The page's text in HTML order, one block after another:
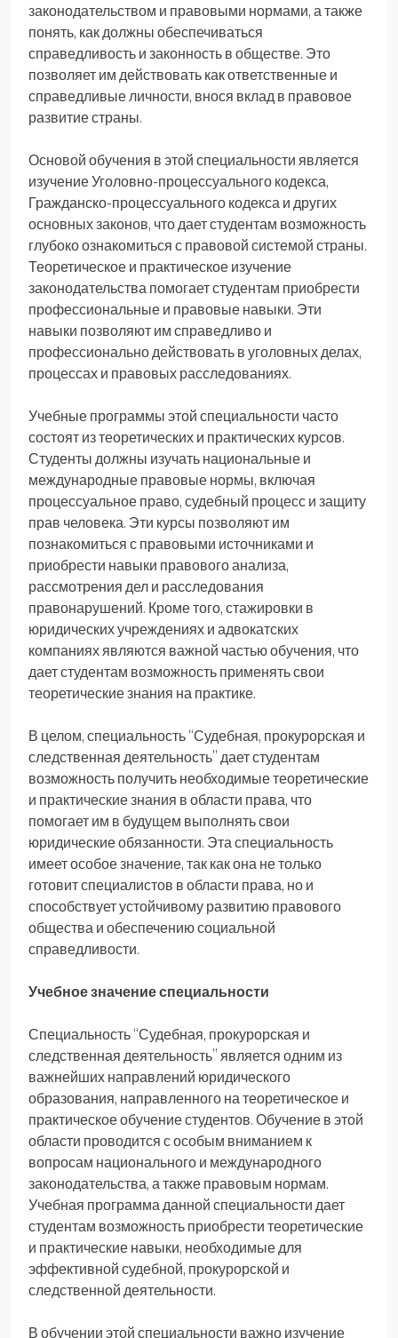
законодательством и правовыми нормами, а также
понять, как должны обеспечиваться
справедливость и законность в обществе. Это
позволяет им действовать как ответственные и
справедливые личности, внося вклад в правовое
развитие страны.
Основой обучения в этой специальности является
изучение Уголовно-процессуального кодекса,
Гражданско-процессуального кодекса и других
основных законов, что дает студентам возможность
глубоко ознакомиться с правовой системой страны.
Теоретическое и практическое изучение
законодательства помогает студентам приобрести
профессиональные и правовые навыки. Эти
навыки позволяют им справедливо и
профессионально действовать в уголовных делах,
процессах и правовых расследованиях.
Учебные программы этой специальности часто
состоят из теоретических и практических курсов.
Студенты должны изучать национальные и
международные правовые нормы, включая
процессуальное право, судебный процесс и защиту
прав человека. Эти курсы позволяют им
познакомиться с правовыми источниками и
приобрести навыки правового анализа,
рассмотрения дел и расследования
правонарушений. Кроме того, стажировки в
юридических учреждениях и адвокатских
компаниях являются важной частью обучения, что
дает студентам возможность применять свои
теоретические знания на практике.
В целом, специальность “Судебная, прокурорская и
следственная деятельность” дает студентам
возможность получить необходимые теоретические
и практические знания в области права, что
помогает им в будущем выполнять свои
юридические обязанности. Эта специальность
имеет особое значение, так как она не только
готовит специалистов в области права, но и
способствует устойчивому развитию правового
общества и обеспечению социальной
справедливости.
Учебное значение специальности
Специальность “Судебная, прокурорская и
следственная деятельность” является одним из
важнейших направлений юридического
образования, направленного на теоретическое и
практическое обучение студентов. Обучение в этой
области проводится с особым вниманием к
вопросам национального и международного
законодательства, а также правовым нормам.
Учебная программа данной специальности дает
студентам возможность приобрести теоретические
и практические навыки, необходимые для
эффективной судебной, прокурорской и
следственной деятельности.
В обучении этой специальности важно изучение